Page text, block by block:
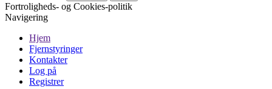
Fortroligheds- og Cookies-politik
Navigering
Hjem
Fjernstyringer
Kontakter
Log på
Registrer